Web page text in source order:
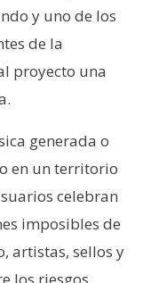
y uno de los
de la
proyecto una
generada o
en un territorio
celebran
imposibles de
artistas, sellos y